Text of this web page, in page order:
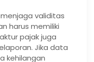
validitas
harus memiliki
pajak juga
Jika data
kehilangan